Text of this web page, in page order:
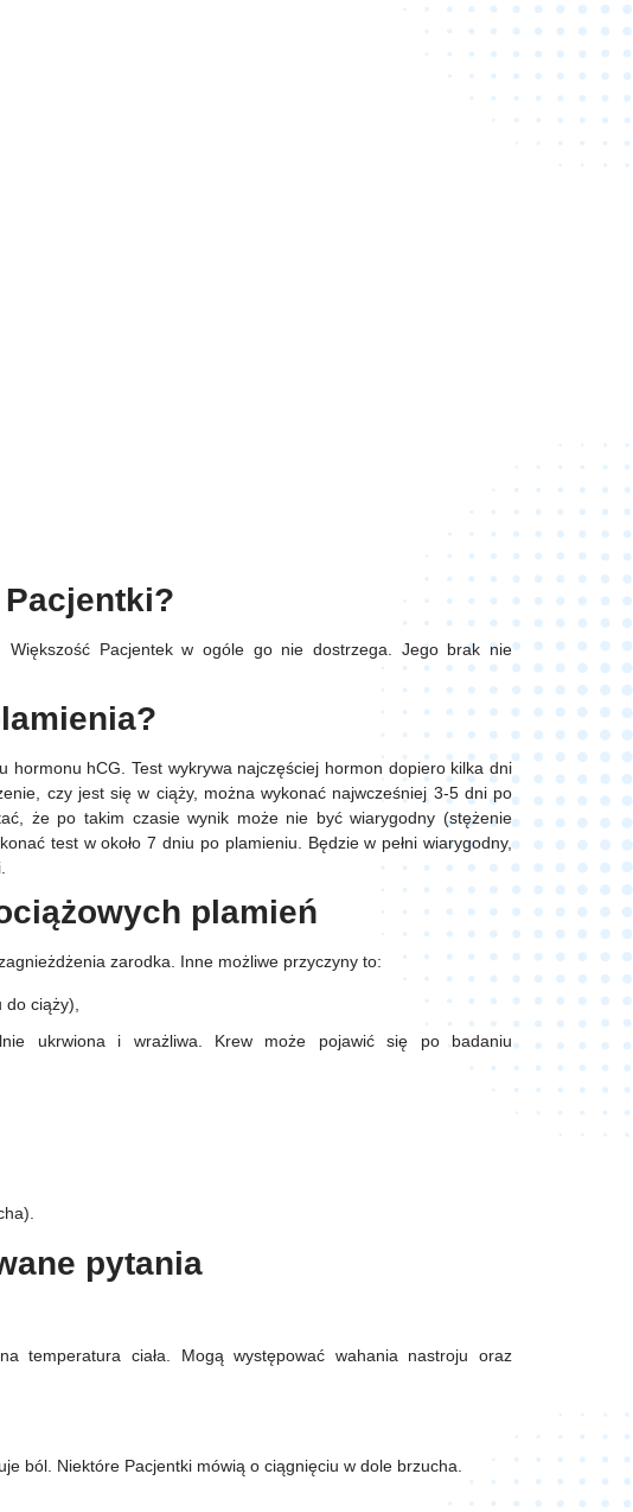
Większość Pacjentek w ogóle go nie dostrzega. Jego brak nie
hormonu hCG. Test wykrywa najczęściej hormon dopiero kilka dni
czy jest się w ciąży, można wykonać najwcześniej 3-5 dni po
że po takim czasie wynik może nie być wiarygodny (stężenie
test w około 7 dniu po plamieniu. Będzie w pełni wiarygodny,
plamień
zarodka. Inne możliwe przyczyny to:
ciąży),
ukrwiona i wrażliwa. Krew może pojawić się po badaniu
pytania
temperatura ciała. Mogą występować wahania nastroju oraz
ból. Niektóre Pacjentki mówią o ciągnięciu w dole brzucha.